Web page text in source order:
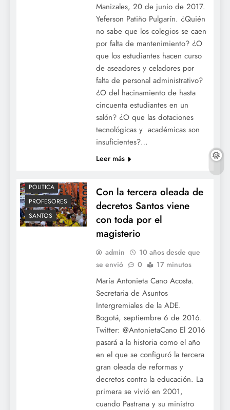
Manizales, 20 de junio de 2017.
Yeferson Patiño Pulgarín. ¿Quién
no sabe que los colegios se caen
por falta de mantenimiento? ¿O
que los estudiantes hacen curso
de aseadores y celadores por
falta de personal administrativo?
¿O del hacinamiento de hasta
cincuenta estudiantes en un
salón? ¿O que las dotaciones
tecnológicas y académicas son
insuficientes?…
Leer más
POLITICA
PROFESORES
SANTOS
Con la tercera oleada de
decretos Santos viene
con toda por el
magisterio
admin
10 años desde que
se envió
0 17 minutos
María Antonieta Cano Acosta.
Secretaria de Asuntos
Intergremiales de la ADE.
Bogotá, septiembre 6 de 2016.
Twitter: @AntonietaCano El 2016
pasará a la historia como el año
en el que se configuró la tercera
gran oleada de reformas y
decretos contra la educación. La
primera se vivió en 2001,
cuando Pastrana y su ministro